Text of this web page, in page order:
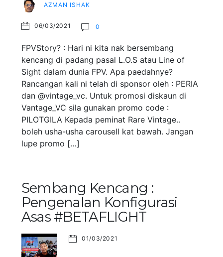
AZMAN ISHAK
06/03/2021 0
FPVStory? : Hari ni kita nak bersembang
kencang di padang pasal L.O.S atau Line of
Sight dalam dunia FPV. Apa paedahnye?
Rancangan kali ni telah di sponsor oleh : PERIA
dan @vintage_vc. Untuk promosi diskaun di
Vantage_VC sila gunakan promo code :
PILOTGILA Kepada peminat Rare Vintage..
boleh usha-usha carousell kat bawah. Jangan
lupe promo […]
Sembang Kencang :
Pengenalan Konfigurasi
Asas #BETAFLIGHT
01/03/2021